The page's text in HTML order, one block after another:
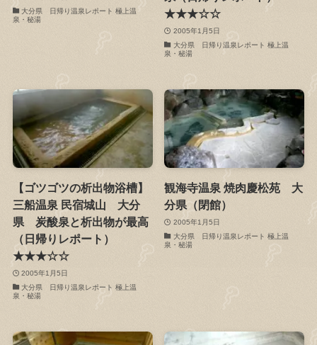
大分県 日帰り温泉レポート 極上温
泉・秘湯
★★★☆☆
2005年1月5日
大分県 日帰り温泉レポート 極上温
泉・秘湯
【ゴツゴツの析出物浴槽】
三船温泉 民宿城山 大分
県 炭酸泉と析出物が最高
（日帰りレポート）
★★★☆☆
2005年1月5日
大分県 日帰り温泉レポート 極上温
泉・秘湯
観海寺温泉 焼肉慶松苑 大
分県（閉館）
2005年1月5日
大分県 日帰り温泉レポート 極上温
泉・秘湯